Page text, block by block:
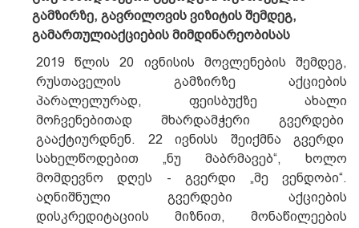
გამზირზე, გავრილოვის ვიზიტის შემდეგ,
გამართულიაქციების მიმდინარეობისას
2019 წლის 20 ივნისის მოვლენების შემდეგ,
რუსთაველის გამზირზე აქციების
პარალელურად, ფეისბუქზე ახალი
მოჩვენებითად მხარდამჭერი გვერდები
გააქტიურდნენ. 22 ივნისს შეიქმნა გვერდი
სახელწოდებით „ნუ მაბრმავებ“, ხოლო
მომდევნო დღეს - გვერდი „მე ვენდობი“.
აღნიშნული გვერდები აქციების
დისკრედიტაციის მიზნით, მონაწილეების